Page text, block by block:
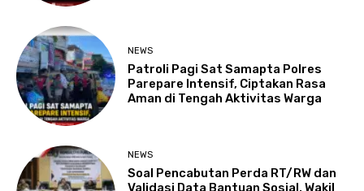
NEWS
Patroli Pagi Sat Samapta Polres
Parepare Intensif, Ciptakan Rasa
Aman di Tengah Aktivitas Warga
NEWS
Soal Pencabutan Perda RT/RW dan
Validasi Data Bantuan Sosial, Wakil